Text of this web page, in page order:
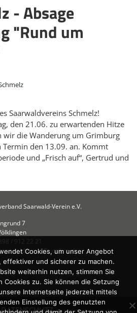
- Absage
"Rund um
Saarwaldvereins Schmelz!
den 21.06. zu erwartenden Hitze
wir die Wanderung um Grimburg
Termin den 13.09. an. Kommt
und „Frisch auf“, Gertrud und
Saarwald-Verein e.V.
7
/ 912 22 21
online.de
DATENSCHUTZ
Cookies, um unser Angebot
effektiver und sicherer zu machen.
weiterhin nutzen, stimmen Sie
Cookies zu. Sie können die Setzung
Internetseite jederzeit mittels
Einstellung des genutzten